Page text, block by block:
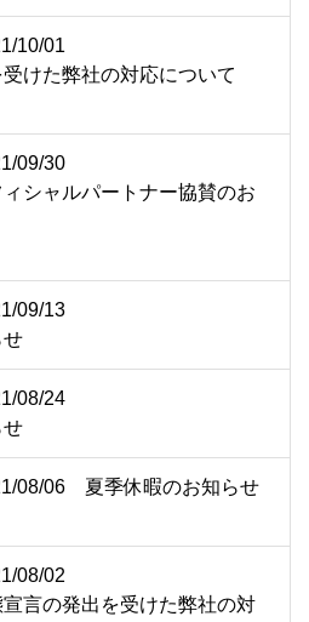
10/01
けた弊社の対応について
09/30
シャルパートナー協賛のお
09/13
せ
08/24
せ
08/06 夏季休暇のお知らせ
08/02
言の発出を受けた弊社の対